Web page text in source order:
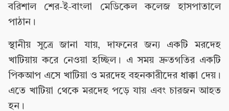
বরিশাল শের-ই-বাংলা মেডিকেল কলেজ হাসপাতালে
পাঠান।
স্থানীয় সূত্রে জানা যায়, দাফনের জন্য একটি মরদেহ
খাটিয়ায় করে নেওয়া হচ্ছিল। এ সময় দ্রুতগতির একটি
পিকআপ এসে খাটিয়া ও মরদেহ বহনকারীদের ধাক্কা দেয়।
এতে খাটিয়া থেকে মরদেহ পড়ে যায় এবং চারজন আহত
হন।